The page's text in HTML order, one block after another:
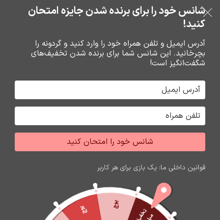
خرید قسطی با ترب‌پی
عبور به ناوبری
رفتن به محتوای اصلی
0 ریال
جشواره فروش محصولات اپل
ایپسوم متن ساختگی با تولید سادگی نامفهوم از صنعت چاپ
و با استفاده از طراحان گرافیک است.
زمان باقی مانده تا اتمام جشواره
60 12 45
فروشگاه نوین تراشه گنجی
پوچ
پوچ
شانس خود را برای برنده شدن جایزه امتحان
کنید!
آدرس ایمیل و تلفن همراه خود را وارد کنید و گردونه را
بچرخانید. این شانس شما برای برنده شدن تخفیف‌های
شگفت‌انگیز است!
شانس خود را امتحان کنید
قوانین داخلی ما: یک بازی برای هر کاربر